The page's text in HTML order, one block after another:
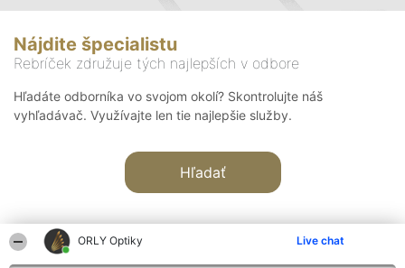
ORLY Optiky Live chat
Nájdite špecialistu
Rebríček združuje tých najlepších v odbore
Hľadáte odborníka vo svojom okolí? Skontrolujte náš
vyhľadávač. Využívajte len tie najlepšie služby.
Hľadať